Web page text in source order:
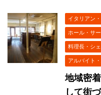
イタリアン
ホール・サ
料理長・シ
アルバイト
地域密
して街